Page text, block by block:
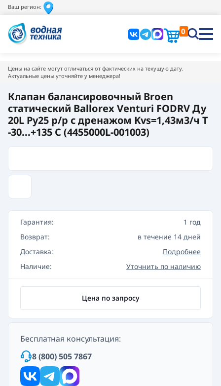
Ваш регион:
0
Цены на сайте могут отличаться от фактических на текущую дату.
Актуальные цены уточняйте у менеджера!
Клапан балансировочный Broen
статический Ballorex Venturi FODRV Ду
20L Pу25 р/р с дренажом Kvs=1,43м3/ч Т
-30...+135 C (4455000L-001003)
Гарантия:
1 год
Возврат:
в течение 14 дней
Доставка:
Подробнее
Наличие:
Уточнить по наличию
Цена по запросу
Бесплатная консультация:
8 (800) 505 7867